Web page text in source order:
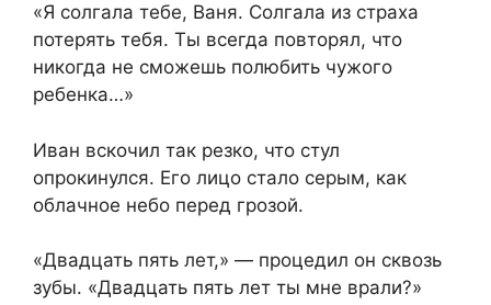
«Я солгала тебе, Ваня. Солгала из страха
потерять тебя. Ты всегда повторял, что
никогда не сможешь полюбить чужого
ребенка…»
Иван вскочил так резко, что стул
опрокинулся. Его лицо стало серым, как
облачное небо перед грозой.
«Двадцать пять лет,» — процедил он сквозь
зубы. «Двадцать пять лет ты мне врали?»